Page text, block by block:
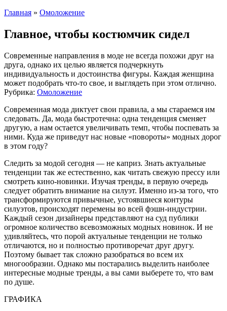
Главная » Омоложение
Главное, чтобы костюмчик сидел
Современные направления в моде не всегда похожи друг на
друга, однако их целью является подчеркнуть
индивидуальность и достоинства фигуры. Каждая женщина
может подобрать что-то свое, и выглядеть при этом отлично.
Рубрика: Омоложение
Современная мода диктует свои правила, а мы стараемся им
следовать. Да, мода быстротечна: одна тенденция сменяет
другую, а нам остается увеличивать темп, чтобы поспевать за
ними. Куда же приведут нас новые «повороты» модных дорог
в этом году?
Следить за модой сегодня — не каприз. Знать актуальные
тенденции так же естественно, как читать свежую прессу или
смотреть кино-новинки. Изучая тренды, в первую очередь
следует обратить внимание на силуэт. Именно из-за того, что
трансформируются привычные, устоявшиеся контуры
силуэтов, происходят перемены во всей фэшн-индустрии.
Каждый сезон дизайнеры представляют на суд публики
огромное количество всевозможных модных новинок. И не
удивляйтесь, что порой актуальные тенденции не только
отличаются, но и полностью противоречат друг другу.
Поэтому бывает так сложно разобраться во всем их
многообразии. Однако мы постарались выделить наиболее
интересные модные тренды, а вы сами выберете то, что вам
по душе.
ГРАФИКА